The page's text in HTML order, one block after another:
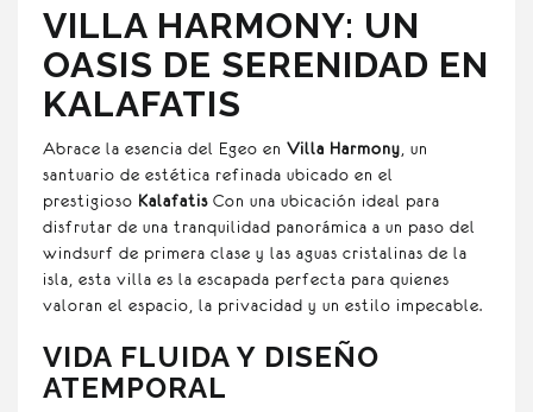
VILLA HARMONY: UN
OASIS DE SERENIDAD EN
KALAFATIS
Abrace la esencia del Egeo en Villa Harmony , un
santuario de estética refinada ubicado en el
prestigioso KalafatisCon una ubicación ideal para
disfrutar de una tranquilidad panorámica a un paso del
windsurf de primera clase y las aguas cristalinas de la
isla, esta villa es la escapada perfecta para quienes
valoran el espacio, la privacidad y un estilo impecable.
VIDA FLUIDA Y DISEÑO
ATEMPORAL